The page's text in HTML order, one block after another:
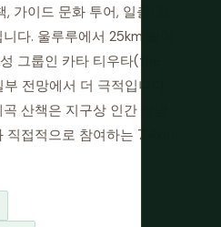
가이드 문화 투어, 일출/일
다. 울루루에서 25km 떨어
그룹인 카타 티우타(the
전망에서 더 극적입니다.
산책은 지구상 인간 생명
접적으로 참여하는 7.4km